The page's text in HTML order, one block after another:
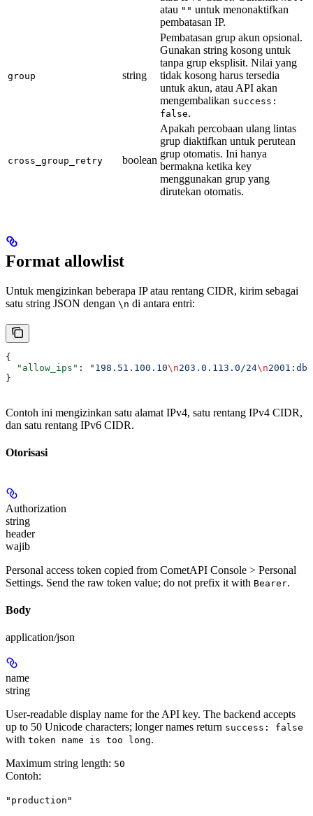
atau "" untuk menonaktifkan
pembatasan IP.
group string
Pembatasan grup akun opsional.
Gunakan string kosong untuk
tanpa grup eksplisit. Nilai yang
tidak kosong harus tersedia
untuk akun, atau API akan
mengembalikan success:
false.
cross_group_retry boolean
Apakah percobaan ulang lintas
grup diaktifkan untuk perutean
grup otomatis. Ini hanya
bermakna ketika key
menggunakan grup yang
dirutekan otomatis.
Format allowlist
Untuk mengizinkan beberapa IP atau rentang CIDR, kirim sebagai
satu string JSON dengan \n di antara entri:
{
  "allow_ips"
: "198.51.100.10\n203.0.113.0/24\n
}
Contoh ini mengizinkan satu alamat IPv4, satu rentang IPv4 CIDR,
dan satu rentang IPv6 CIDR.
Otorisasi
Authorization
string
header
wajib
Personal access token copied from CometAPI Console > Personal
Settings. Send the raw token value; do not prefix it with Bearer.
Body
application/json
name
string
User-readable display name for the API key. The backend accepts
up to 50 Unicode characters; longer names return success: false
with token name is too long.
Maximum string length: 50
Contoh:
"production"